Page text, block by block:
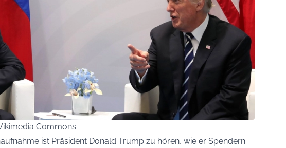
Commons
ist Präsident Donald Trump zu hören, wie er Spendern